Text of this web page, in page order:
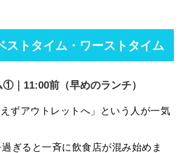
ストタイム・ワーストタイム
｜11:00前（早めのランチ）
ずアウトレットへ」という人が一気
ぎると一斉に飲食店が混み始めま